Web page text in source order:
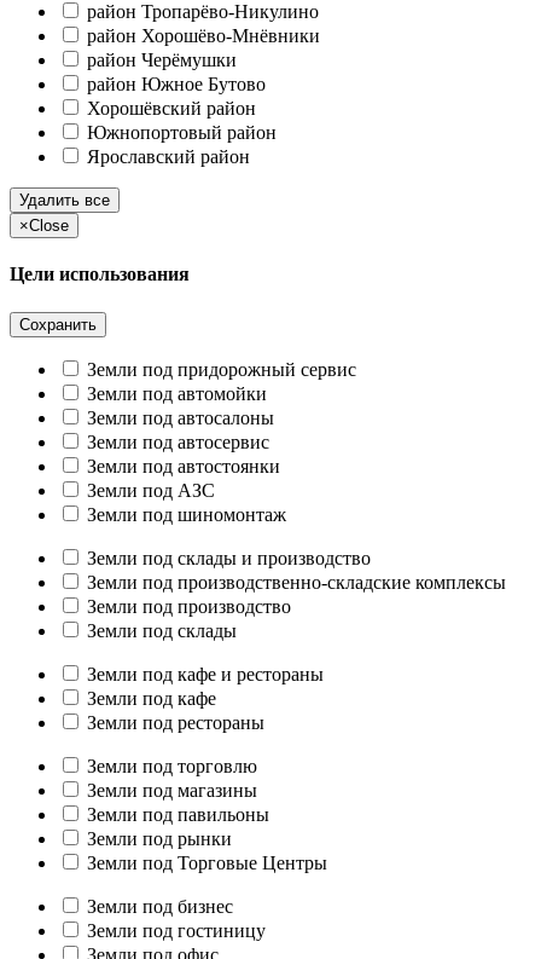
район Тропарёво-Никулино
район Хорошёво-Мнёвники
район Черёмушки
район Южное Бутово
Хорошёвский район
Южнопортовый район
Ярославский район
Удалить все
×Close
Цели использования
Сохранить
Земли под придорожный сервис
Земли под автомойки
Земли под автосалоны
Земли под автосервис
Земли под автостоянки
Земли под АЗС
Земли под шиномонтаж
Земли под склады и производство
Земли под производственно-складские комплексы
Земли под производство
Земли под склады
Земли под кафе и рестораны
Земли под кафе
Земли под рестораны
Земли под торговлю
Земли под магазины
Земли под павильоны
Земли под рынки
Земли под Торговые Центры
Земли под бизнес
Земли под гостиницу
Земли под офис